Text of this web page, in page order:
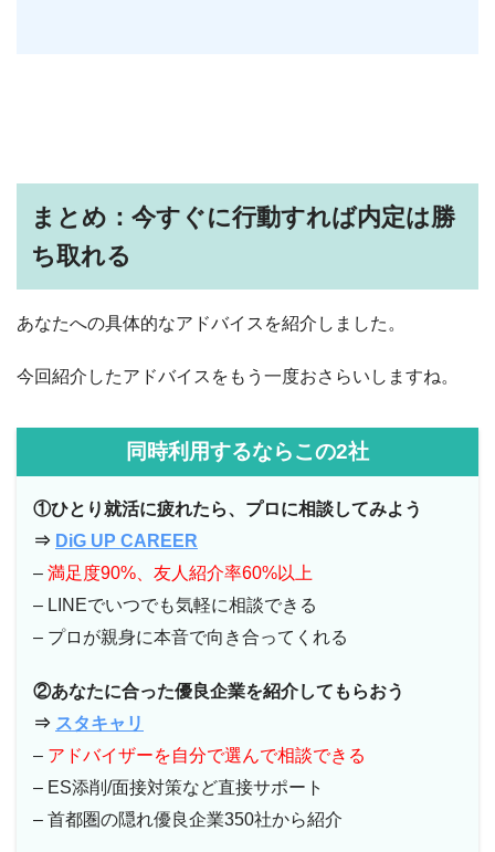
まとめ：今すぐに行動すれば内定は勝
ち取れる
あなたへの具体的なアドバイスを紹介しました。
今回紹介したアドバイスをもう一度おさらいしますね。
同時利用するならこの2社
①ひとり就活に疲れたら、プロに相談してみよう
⇒ DiG UP CAREER
– 満足度90%、友人紹介率60%以上
– LINEでいつでも気軽に相談できる
– プロが親身に本音で向き合ってくれる
②あなたに合った優良企業を紹介してもらおう
⇒ スタキャリ
– アドバイザーを自分で選んで相談できる
– ES添削/面接対策など直接サポート
– 首都圏の隠れ優良企業350社から紹介